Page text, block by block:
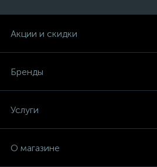
Акции и скидки
Бренды
Услуги
О магазине